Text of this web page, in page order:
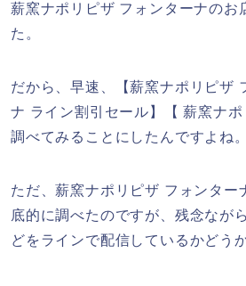
薪窯ナポリピザ フォンターナのお
た。
だから、早速、【薪窯ナポリピザ
ナ ライン割引セール】【 薪窯ナ
調べてみることにしたんですよね。
ただ、薪窯ナポリピザ フォンタ
底的に調べたのですが、残念なが
どをラインで配信しているかどう